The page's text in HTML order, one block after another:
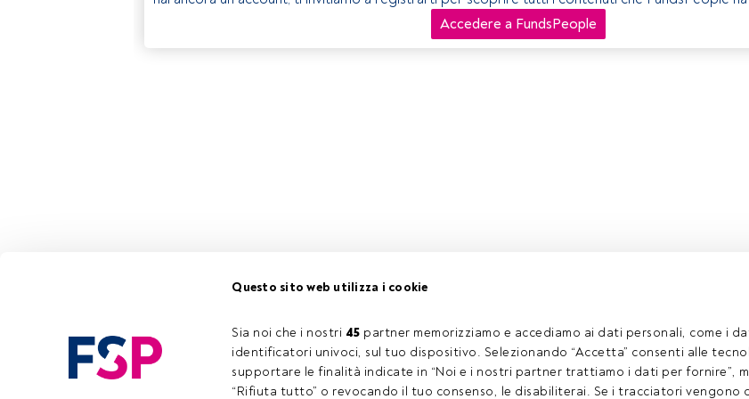
Questo sito web utilizza i cookie
Sia noi che i nostri 45 partner memorizziamo e accediamo ai dati personali, come i
identificatori univoci, sul tuo dispositivo. Selezionando “Accetta” consenti alle
supportare le finalità indicate in “Noi e i nostri partner trattiamo i dati per fornire”,
“Rifiuta tutto” o revocando il tuo consenso, le disabiliterai. Se i tracciatori vengono
Accedere a FundsPeople